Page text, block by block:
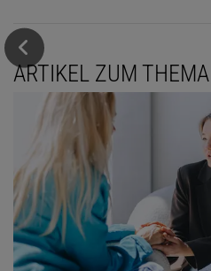
ARTIKEL ZUM THEMA